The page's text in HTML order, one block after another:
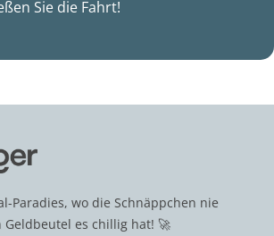
Sie die Fahrt!
Paradies, wo die Schnäppchen nie
es chillig hat! 🚀